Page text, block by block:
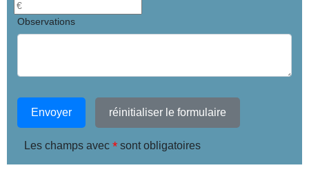
Observations
Envoyer réinitialiser le formulaire
Les champs avec * sont obligatoires